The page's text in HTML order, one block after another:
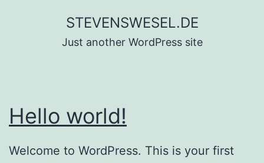
STEVENSWESEL.DE
Just another WordPress site
Hello world!
Welcome to WordPress. This is your first